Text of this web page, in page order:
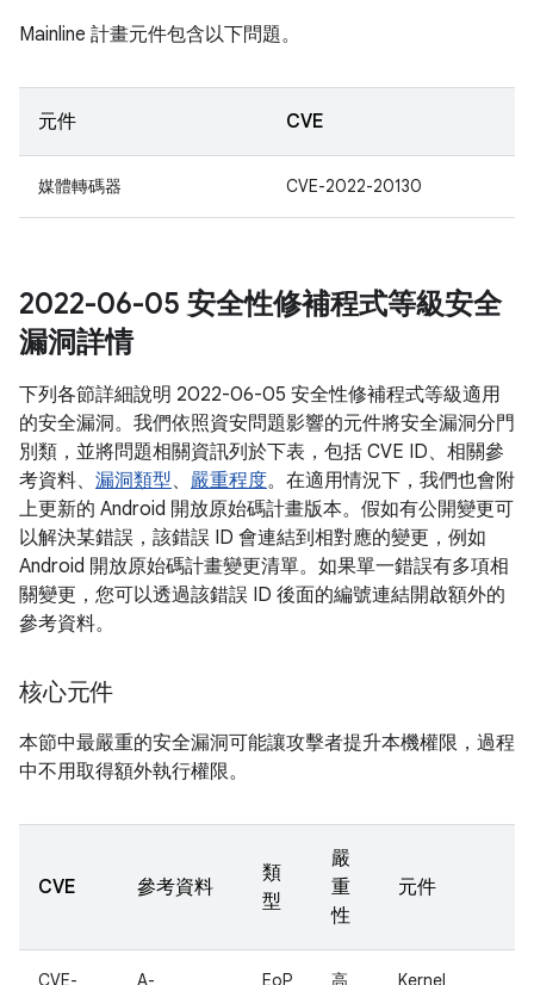
Mainline 計畫元件包含以下問題。
元件 CVE
媒體轉碼器 CVE-2022-20130
2022-06-05 安全性修補程式等級安全
漏洞詳情
下列各節詳細說明 2022-06-05 安全性修補程式等級適用
的安全漏洞。我們依照資安問題影響的元件將安全漏洞分門
別類，並將問題相關資訊列於下表，包括 CVE ID、相關參
考資料、 漏洞類型、 嚴重程度。在適用情況下，我們也會附
上更新的 Android 開放原始碼計畫版本。假如有公開變更可
以解決某錯誤，該錯誤 ID 會連結到相對應的變更，例如
Android 開放原始碼計畫變更清單。如果單一錯誤有多項相
關變更，您可以透過該錯誤 ID 後面的編號連結開啟額外的
參考資料。
核心元件
本節中最嚴重的安全漏洞可能讓攻擊者提升本機權限，過程
中不用取得額外執行權限。
CVE 參考資料
類
型
嚴
重
性
元件
CVE- A- EoP 高 Kernel